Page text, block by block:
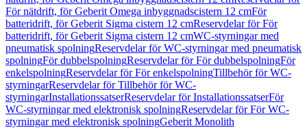
För nätdrift, för Geberit Omega inbyggnadscistern 12 cmFör
batteridrift, för Geberit Sigma cistern 12 cmReservdelar för För
batteridrift, för Geberit Sigma cistern 12 cmWC-styrningar med
pneumatisk spolningReservdelar för WC-styrningar med pneumatisk
spolningFör dubbelspolningReservdelar för För dubbelspolningFör
enkelspolningReservdelar för För enkelspolningTillbehör för WC-
styrningarReservdelar för Tillbehör för WC-
styrningarInstallationssatserReservdelar för InstallationssatserFör
WC-styrningar med elektronisk spolningReservdelar för För WC-
styrningar med elektronisk spolningGeberit Monolith